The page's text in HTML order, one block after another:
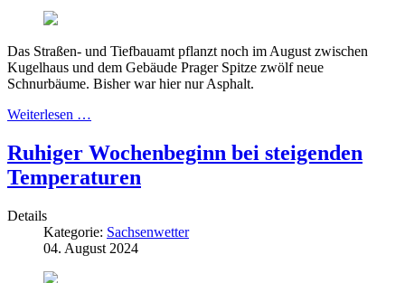
Das Straßen- und Tiefbauamt pflanzt noch im August zwischen
Kugelhaus und dem Gebäude Prager Spitze zwölf neue
Schnurbäume. Bisher war hier nur Asphalt.
Weiterlesen …
Ruhiger Wochenbeginn bei steigenden
Temperaturen
Details
Kategorie: Sachsenwetter
04. August 2024